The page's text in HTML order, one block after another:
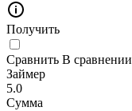
Получить
Сравнить В сравнении
Займер
5.0
Сумма